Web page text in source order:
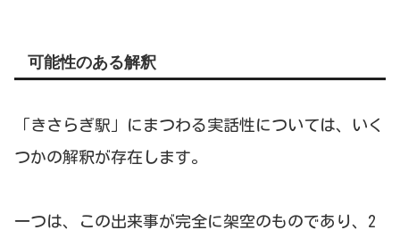
可能性のある解釈
「きさらぎ駅」にまつわる実話性については、いく
つかの解釈が存在します。
一つは、この出来事が完全に架空のものであり、2